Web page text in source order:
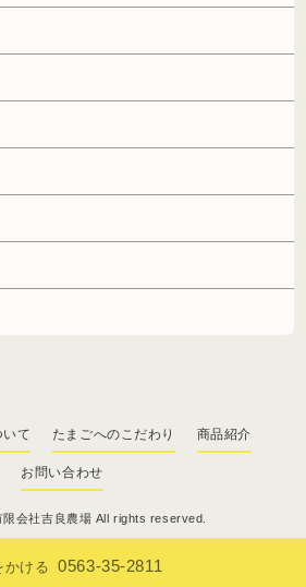
かける 0563-35-2811
いて たまごへのこだわり 商品紹介
お問い合わせ
限会社吉良農場 All rights reserved.